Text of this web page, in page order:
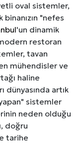
oval sistemler,
"nefes
'un dinamik
restoran
tavan
mühendisler ve
haline
dünyasında artık
sistemler
neden olduğu
doğru
tarihe